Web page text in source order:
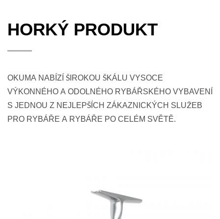
HORKÝ PRODUKT
OKUMA NABÍZÍ ŠIROKOU ŠKÁLU VYSOCE
VÝKONNÉHO A ODOLNÉHO RYBÁŘSKÉHO VYBAVENÍ
S JEDNOU Z NEJLEPŠÍCH ZÁKAZNICKÝCH SLUŽEB
PRO RYBÁŘE A RYBÁŘE PO CELÉM SVĚTĚ.